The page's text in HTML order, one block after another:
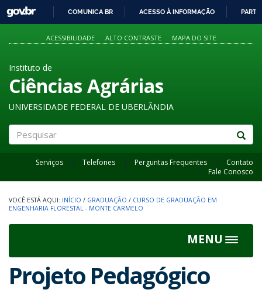
PARA
O
GOVBR
COMUNICA BR ACESSO À INFORMAÇÃO
ACESSIBILIDADE ALTO CONTRASTE MAPA DO SITE
Instituto de
Ciências Agrárias
UNIVERSIDADE FEDERAL DE UBERLÂNDIA
Serviços Telefones Perguntas Frequentes
Contato
Fale Conosco
INÍCIO / GRADUAÇÃO / CURSO DE GRADUAÇÃO EM
ENGENHARIA FLORESTAL - MONTE CARMELO
MENU
Toggle
Projeto Pedagógico